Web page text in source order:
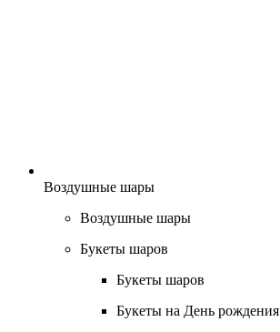
Воздушные шары
Воздушные шары
Букеты шаров
Букеты шаров
Букеты на День рождения